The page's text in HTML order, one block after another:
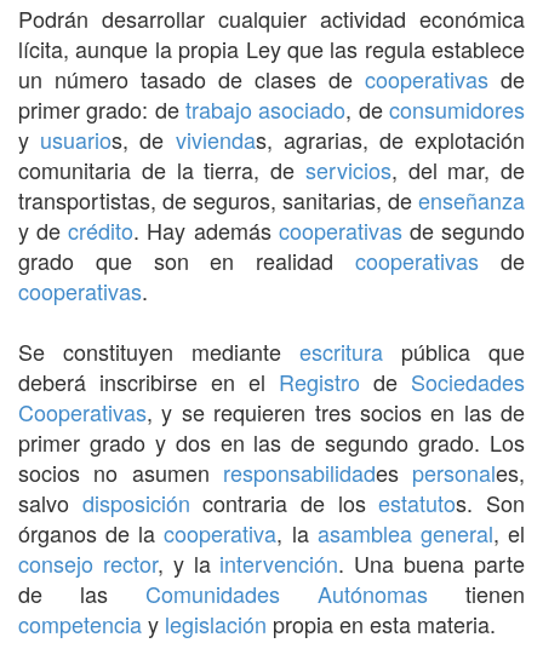
Podrán desarrollar cualquier actividad económica
lícita, aunque la propia Ley que las regula establece
un número tasado de clases de cooperativas de
primer grado: detrabajo asociado, deconsumidores
y usuarios, de viviendas, agrarias, de explotación
comunitaria de la tierra, de servicios, del mar, de
transportistas, de seguros, sanitarias, deenseñanza
y decrédito. Hay además cooperativasde segundo
grado que son en realidadcooperativas de
cooperativas.
Se constituyen mediante escritura pública que
deberá inscribirse en el Registro de Sociedades
Cooperativas, y se requieren tres socios en las de
primer grado y dos en las de segundo grado. Los
socios no asumen responsabilidades personales,
salvo disposición contraria de losestatutos. Son
órganos de lacooperativa, la asamblea general, el
consejo rector, y la intervención. Una buena parte
de las Comunidades Autónomas tienen
competenciay legislación propia en esta materia.